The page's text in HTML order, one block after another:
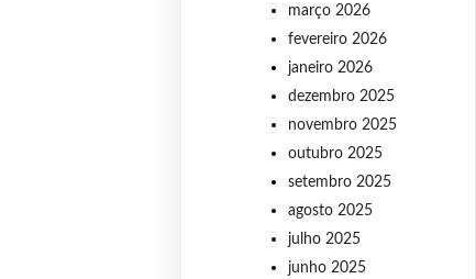
março 2026
fevereiro 2026
janeiro 2026
dezembro 2025
novembro 2025
outubro 2025
setembro 2025
agosto 2025
julho 2025
junho 2025